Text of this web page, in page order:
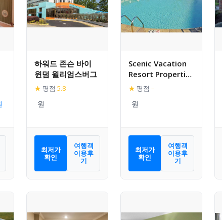
하워드 존슨 바이
윈덤 윌리엄스버그
★ 평점 5.8
최저가
확인
여행객
이용후
기
Scenic Vacation
Resort Properties
in Historic
★ 평점 –
최저가
확인
여행객
이용후
기